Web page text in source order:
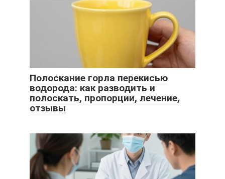
Полоскание горла перекисью
водорода: как разводить и
полоскать, пропорции, лечение,
отзывы